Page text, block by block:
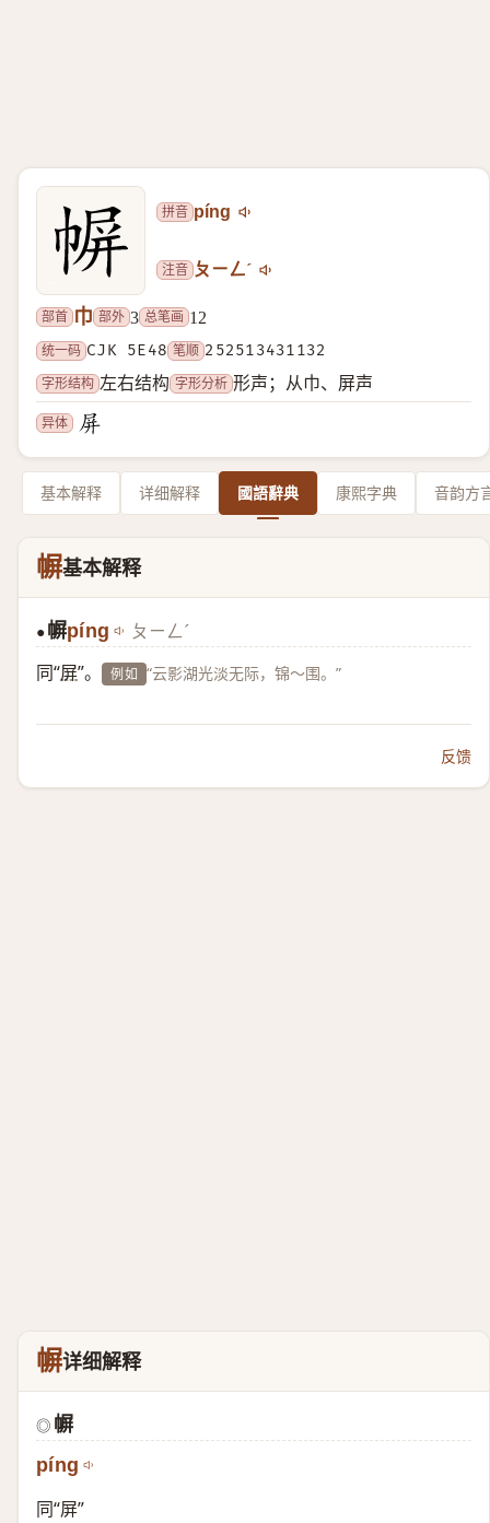
拼音 píng
注音 ㄆㄧㄥˊ
部首 巾 部外 3 总笔画 12
统一码 CJK 5E48 笔顺 252513431132
字形结构 左右结构 字形分析 形声；从巾、屏声
异体
基本解释 详细解释 國語辭典 康熙字典 音韵方
幈基本解释
● 幈píng ㄆㄧㄥˊ
同“屏”。 例如 “云影湖光淡无际，锦～围。”
反馈
幈详细解释
◎ 幈
píng
同“屏”